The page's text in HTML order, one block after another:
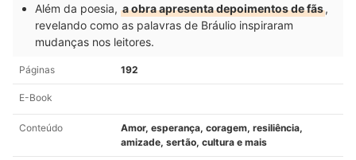
Além da poesia, a obra apresenta depoimentos de fãs,
revelando como as palavras de Bráulio inspiraram
mudanças nos leitores.
Páginas 192
E-Book
Conteúdo
Amor, esperança, coragem, resiliência,
amizade, sertão, cultura e mais